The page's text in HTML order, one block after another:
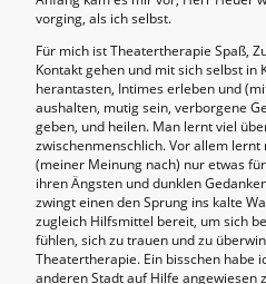
vorging, als ich selbst.
Für mich ist Theatertherapie Spaß,
Kontakt gehen und mit sich selbst in
herantasten, Intimes erleben und
aushalten, mutig sein, verborgene
geben, und heilen. Man lernt viel
zwischenmenschlich. Vor allem lernt
(meiner Meinung nach) nur etwas
ihren Ängsten und dunklen
zwingt einen den Sprung ins kalte
zugleich Hilfsmittel bereit, um sich
fühlen, sich zu trauen und zu
Theatertherapie. Ein bisschen habe
anderen Stadt auf Hilfe angewiesen